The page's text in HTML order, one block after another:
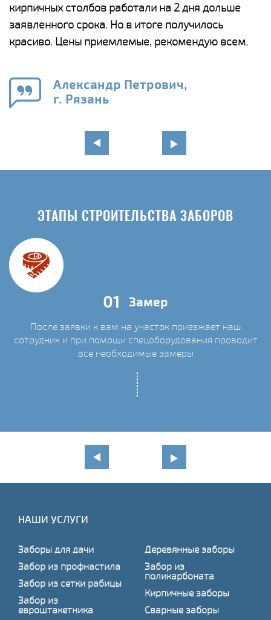
кирпичных столбов работали на 2 дня дольше
заявленного срока. Но в итоге получилось
красиво. Цены приемлемые, рекомендую всем.
Александр Петрович,
г. Рязань
ЭТАПЫ СТРОИТЕЛЬСТВА ЗАБОРОВ
01 Замер
После заявки к вам на участок приезжает наш
сотрудник и при помощи спецоборудования проводит
все необходимые замеры
НАШИ УСЛУГИ
Заборы для дачи
Забор из профнастила
Забор из сетки рабицы
Забор из
евроштакетника
Деревянные заборы
Забор из
поликарбоната
Кирпичные заборы
Сварные заборы